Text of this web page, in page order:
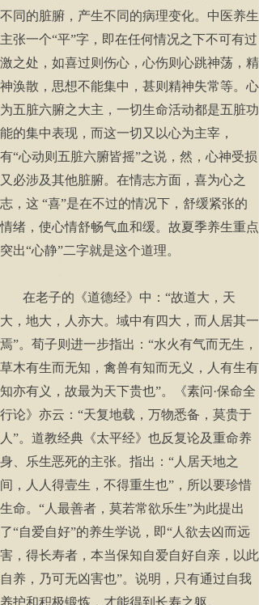
不同的脏腑，产生不同的病理变化。中医养生
主张一个“平”字，即在任何情况之下不可有过
激之处，如喜过则伤心，心伤则心跳神荡，精
神涣散，思想不能集中，甚则精神失常等。心
为五脏六腑之大主，一切生命活动都是五脏功
能的集中表现，而这一切又以心为主宰，
有“心动则五脏六腑皆摇”之说，然，心神受损
又必涉及其他脏腑。在情志方面，喜为心之
志，这 “喜”是在不过的情况下，舒缓紧张的
情绪，使心情舒畅气血和缓。故夏季养生重点
突出“心静”二字就是这个道理。
在老子的《道德经》中：“故道大，天
大，地大，人亦大。域中有四大，而人居其一
焉”。荀子则进一步指出：“水火有气而无生，
草木有生而无知，禽兽有知而无义，人有生有
知亦有义，故最为天下贵也”。《素问·保命全
行论》亦云：“天复地载，万物悉备，莫贵于
人”。道教经典《太平经》也反复论及重命养
身、乐生恶死的主张。指出：“人居天地之
间，人人得壹生，不得重生也”，所以要珍惜
生命。“人最善者，莫若常欲乐生”为此提出
了“自爱自好”的养生学说，即“人欲去凶而远
害，得长寿者，本当保知自爱自好自亲，以此
自养，乃可无凶害也”。说明，只有通过自我
养护和积极锻炼，才能得到长寿之躯。